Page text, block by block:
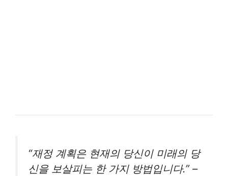
“재정 계획은 현재의 당신이 미래의 당
신을 보살피는 한 가지 방법입니다.” –